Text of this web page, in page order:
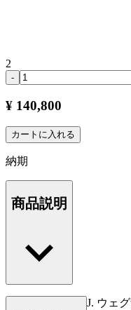
2
-
¥ 140,800
カートに入れる
納期
商品説明
CH88Pはハンス J. ウェ